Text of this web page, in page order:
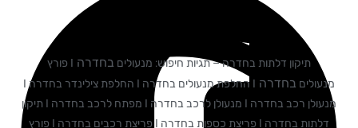
תיקון דלתות בחדרה – תגיות חיפוש: מנעוליםבחדרה I פורץ
בחדרה
I החלפת מנעולים בחדרה I החלפת צילינדר בחדרה I
מנעולן רכב בחדרה I מנעולן לרכב בחדרה I מפתח לרכב בחדרה I תיקון
דלתות בחדרה I פריצת כספות בחדרה I פריצת רכבים בחדרה I פורץ